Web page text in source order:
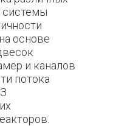
системы
основе
и каналов
потока